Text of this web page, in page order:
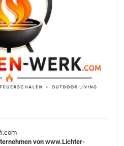
von www.Lichter-